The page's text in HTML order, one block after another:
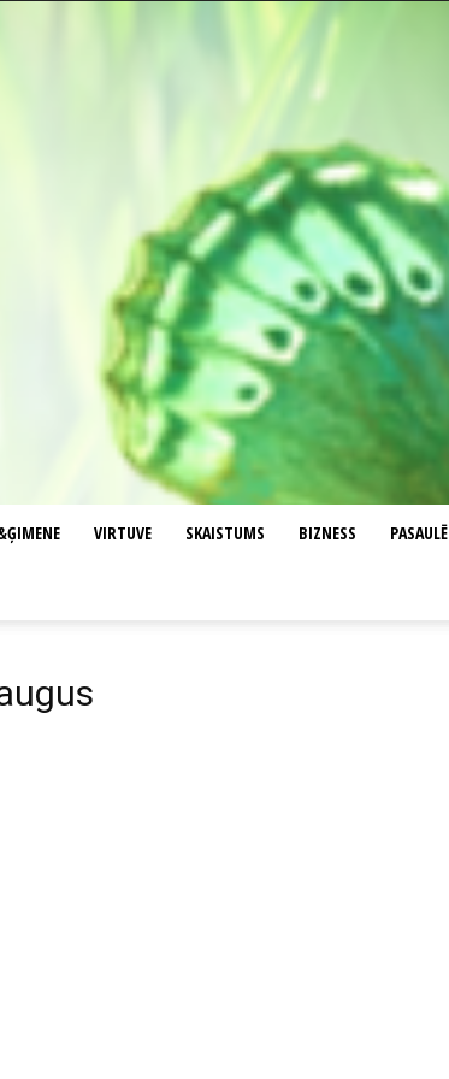
VIRTUVE SKAISTUMS BIZNESS PASAULĒ